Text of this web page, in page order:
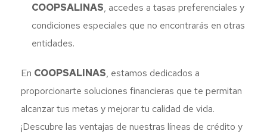
COOPSALINAS, accedes a tasas preferenciales y
condiciones especiales que no encontrarás en otras
entidades.
En COOPSALINAS, estamos dedicados a
proporcionarte soluciones financieras que te permitan
alcanzar tus metas y mejorar tu calidad de vida.
¡Descubre las ventajas de nuestras líneas de crédito y